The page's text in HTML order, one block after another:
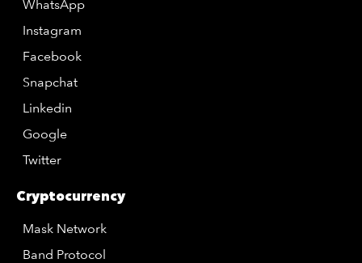
WhatsApp
Instagram
Facebook
Snapchat
Linkedin
Google
Twitter
Cryptocurrency
Mask Network
Band Protocol